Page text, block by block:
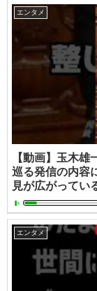
エンタメ
【動画】玉木
巡る発信の内容
見が広がってい
エンタメ